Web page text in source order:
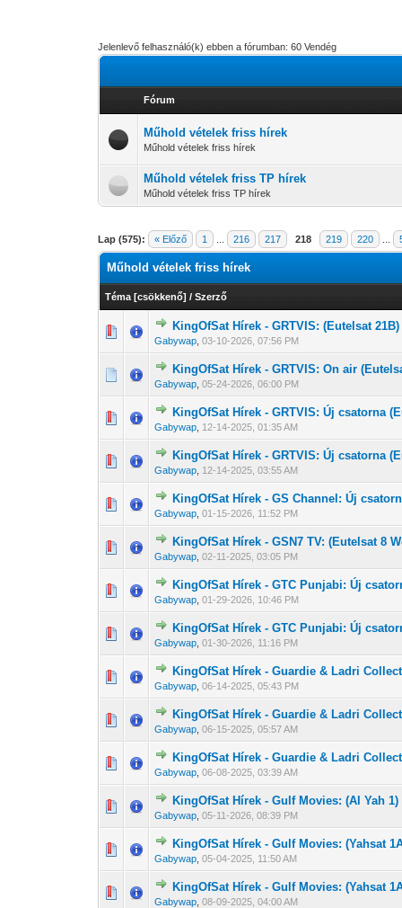
Jelenlevő felhasználó(k) ebben a fórumban: 60 Vendég
Fórum
Műhold vételek friss hírek
Műhold vételek friss hírek
Műhold vételek friss TP hírek
Műhold vételek friss TP hírek
Lap (575): « Előző 1 216 217 218 219 220
Műhold vételek friss hírek
Téma [csökkenő] /Szerző
KingOfSat Hírek - GRTVIS: (Eutelsat 21B)
Gabywap ,03-10-2026, 07:56 PM
0 Szavazat - 01
KingOfSat Hírek - GRTVIS: On air
Gabywap ,05-24-2026, 06:00 PM
0 Szavazat - 01
KingOfSat Hírek - GRTVIS: Új csatorna
Gabywap 12-14-2025, 01:35 AM
0 Szavazat - 01
KingOfSat Hírek - GRTVIS: Új csatorna
Gabywap 12-14-2025, 03:55 AM
0 Szavazat - 01
KingOfSat Hírek - GS Channel: Új
Gabywap ,01-15-2026, 11:52 PM
0 Szavazat - 01
KingOfSat Hírek - GSN7 TV: (Eutelsat 8
Gabywap ,02-11-2025, 03:05 PM
0 Szavazat - 01
KingOfSat Hírek - GTC Punjabi: Új
Gabywap ,01-29-2026, 10:46 PM
0 Szavazat - 01
KingOfSat Hírek - GTC Punjabi: Új
Gabywap ,01-30-2026, 11:16 PM
0 Szavazat - 01
KingOfSat Hírek - Guardie & Ladri
Gabywap ,06-14-2025, 05:43 PM
0 Szavazat - 01
KingOfSat Hírek - Guardie & Ladri
Gabywap ,06-15-2025, 05:57 AM
0 Szavazat - 01
KingOfSat Hírek - Guardie & Ladri
Gabywap ,06-08-2025, 03:39 AM
0 Szavazat - 01
KingOfSat Hírek - Gulf Movies: (Al Yah 1)
Gabywap ,05-11-2026, 08:39 PM
0 Szavazat - 01
KingOfSat Hírek - Gulf Movies: (Yahsat
Gabywap ,05-04-2025, 11:50 AM
0 Szavazat - 01
KingOfSat Hírek - Gulf Movies: (Yahsat
Gabywap ,08-09-2025, 04:00 AM
0 Szavazat - 01